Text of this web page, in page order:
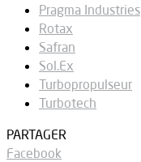
Pragma Industries
Rotax
Safran
Sol.Ex
Turbopropulseur
Turbotech
PARTAGER
Facebook